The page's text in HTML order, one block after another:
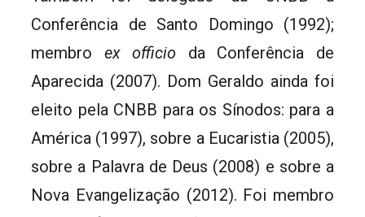
Conferência de Santo Domingo (1992);
membro ex officio da Conferência de
Aparecida (2007). Dom Geraldo ainda foi
eleito pela CNBB para os Sínodos: para a
América (1997), sobre a Eucaristia (2005),
sobre a Palavra de Deus (2008) e sobre a
Nova Evangelização (2012). Foi membro